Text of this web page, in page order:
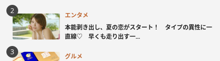
エンタメ
本能剥き出し、夏の恋がスタート！ タイプの異性に一
直線♡ 早くも走り出す一...
グルメ